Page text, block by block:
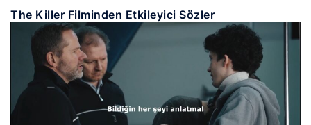
The Killer Filminden Etkileyici Sözler